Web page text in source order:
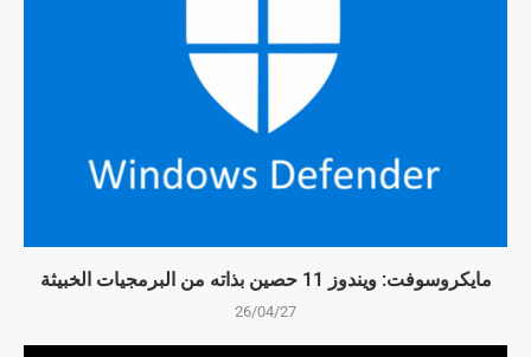
مايكروسوفت: ويندوز 11 حصين بذاته من البرمجيات الخبيثة
26/04/27